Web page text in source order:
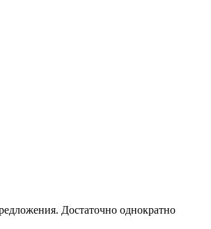
Достаточно однократно